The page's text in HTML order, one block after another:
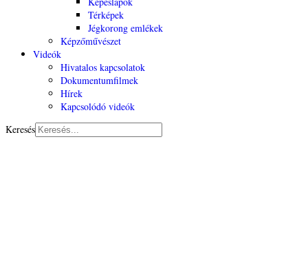
Térképek
Jégkorong emlékek
Képzőművészet
Videók
Hivatalos kapcsolatok
Dokumentumfilmek
Hírek
Kapcsolódó videók
Keresés